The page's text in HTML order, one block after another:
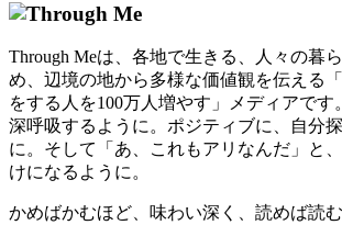
Through Meは、各地で生きる、人々の暮
め、辺境の地から多様な価値観を伝える
をする人を100万人増やす」メディアです
深呼吸するように。ポジティブに、自分
に。そして「あ、これもアリなんだ」と
けになるように。
かめばかむほど、味わい深く、読めば読